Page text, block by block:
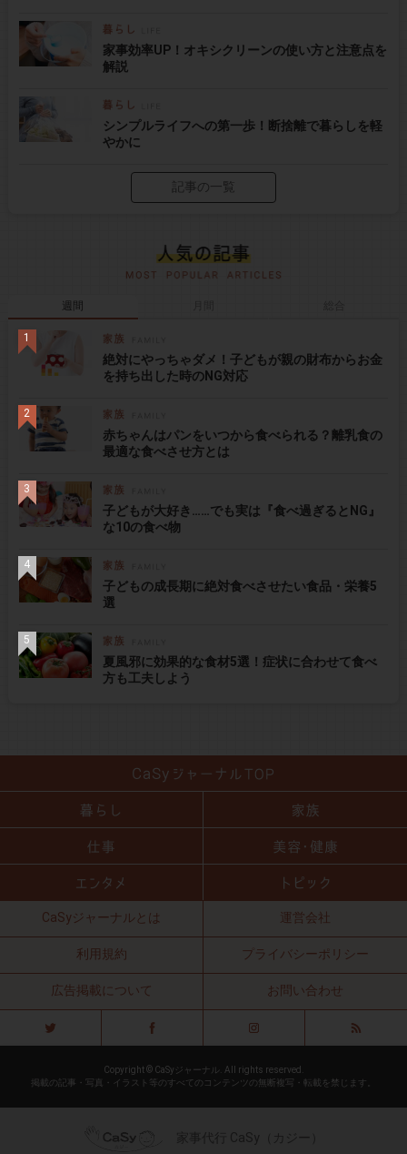
家事効率UP！オキシクリーンの使い方と注意点を
解説
シンプルライフへの第一歩！断捨離で暮らしを軽
やかに
記事の一覧
週間
絶対にやっちゃダメ！子どもが親の財布からお金
を持ち出した時のNG対応
赤ちゃんはパンをいつから食べられる？離乳食の
最適な食べさせ方とは
子どもが大好き……でも実は『食べ過ぎるとNG』
な10の食べ物
子どもの成長期に絶対食べさせたい食品・栄養5
選
夏風邪に効果的な食材5選！症状に合わせて食べ
方も工夫しよう
CaSyジャーナルとは 運営会社
利用規約 プライバシーポリシー
広告掲載について お問い合わせ
Copyright © CaSyジャーナル. All rights reserved.
掲載の記事・写真・イラスト等のすべてのコンテンツの無断複写・転載を禁じます。
家事代行 CaSy（カジー）